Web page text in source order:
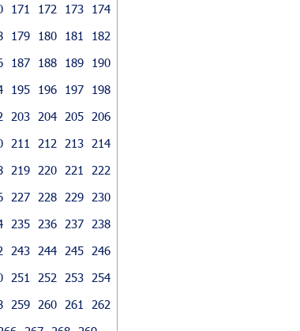
171 172 173
174
179 180 181
182
187 188 189
190
195 196 197
198
203 204 205
206
211 212 213
214
219 220 221
222
227 228 229
230
235 236 237
238
243 244 245
246
251 252 253
254
259 260 261
262